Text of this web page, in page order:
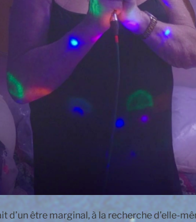
d’un être marginal, à la recherche d’elle-